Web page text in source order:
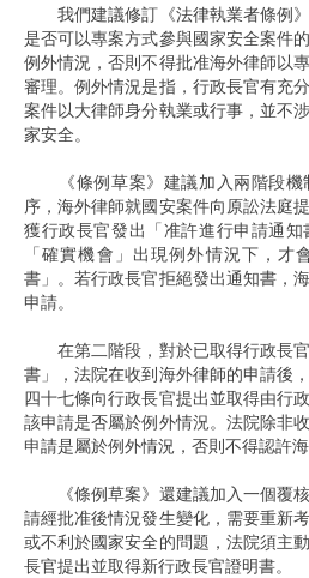
我們建議修訂《法律執業者條例》
是否可以專案方式參與國家安全案件
例外情況，否則不得批准海外律師以
審理。例外情況是指，行政長官有充
案件以大律師身分執業或行事，並不
家安全。
《條例草案》建議加入兩階段機
序，海外律師就國安案件向原訟法庭
獲行政長官發出「准許進行申請通
「確實機會」出現例外情況下，才
書」。若行政長官拒絕發出通知書，
申請。
在第二階段，對於已取得行政長官
書」，法院在收到海外律師的申請後
四十七條向行政長官提出並取得由行
該申請是否屬於例外情況。法院除非
申請是屬於例外情況，否則不得認許
《條例草案》還建議加入一個覆核
請經批准後情況發生變化，需要重新
或不利於國家安全的問題，法院須主
長官提出並取得新行政長官證明書。